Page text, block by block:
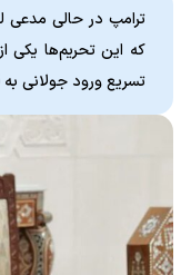
ترامپ در حالی مدعی
که این تحریم‌ها یکی
تسریع ورود جولانی